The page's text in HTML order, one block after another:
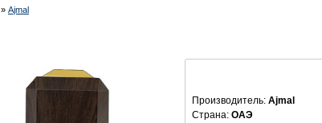
» Ajmal
Производитель: Ajmal
Страна: ОАЭ